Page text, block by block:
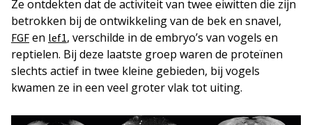
Ze ontdekten dat de activiteit van twee eiwitten die zijn
betrokken bij de ontwikkeling van de bek en snavel,
FGF en lef1, verschilde in de embryo’s van vogels en
reptielen. Bij deze laatste groep waren de proteïnen
slechts actief in twee kleine gebieden, bij vogels
kwamen ze in een veel groter vlak tot uiting.